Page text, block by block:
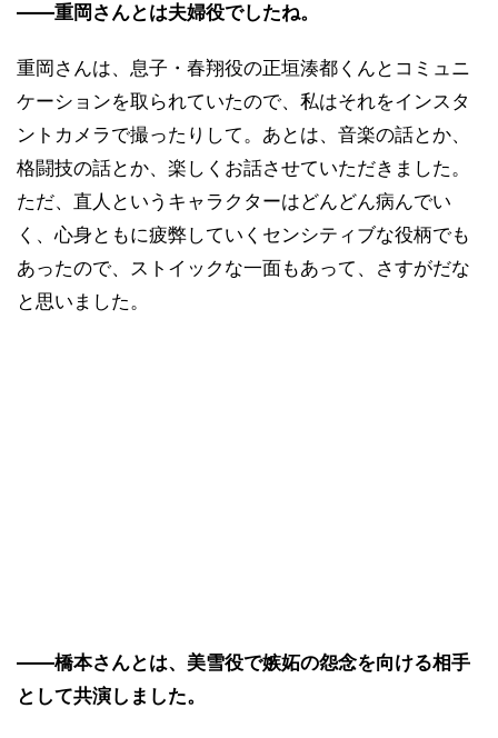
――重岡さんとは夫婦役でしたね。
重岡さんは、息子・春翔役の正垣湊都くんとコミュニ
ケーションを取られていたので、私はそれをインスタ
ントカメラで撮ったりして。あとは、音楽の話とか、
格闘技の話とか、楽しくお話させていただきました。
ただ、直人というキャラクターはどんどん病んでい
く、心身ともに疲弊していくセンシティブな役柄でも
あったので、ストイックな一面もあって、さすがだな
と思いました。
――橋本さんとは、美雪役で嫉妬の怨念を向ける相手
として共演しました。